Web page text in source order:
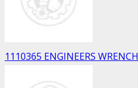
1110365 ENGINEERS WRENCH